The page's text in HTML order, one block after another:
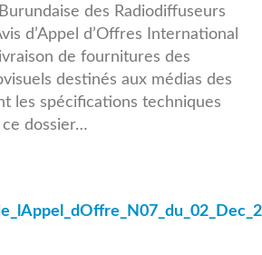
des Radiodiffuseurs
d’Appel d’Offres International
de fournitures des
destinés aux médias des
les spécifications techniques
ce dossier…